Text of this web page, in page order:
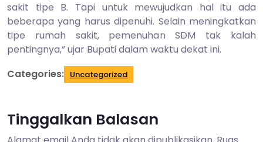
sakit tipe B. Tapi untuk mewujudkan hal itu ada
beberapa yang harus dipenuhi. Selain meningkatkan
tipe rumah sakit, pemenuhan SDM tak kalah
pentingnya,” ujar Bupati dalam waktu dekat ini.
Categories: Uncategorized
Tinggalkan Balasan